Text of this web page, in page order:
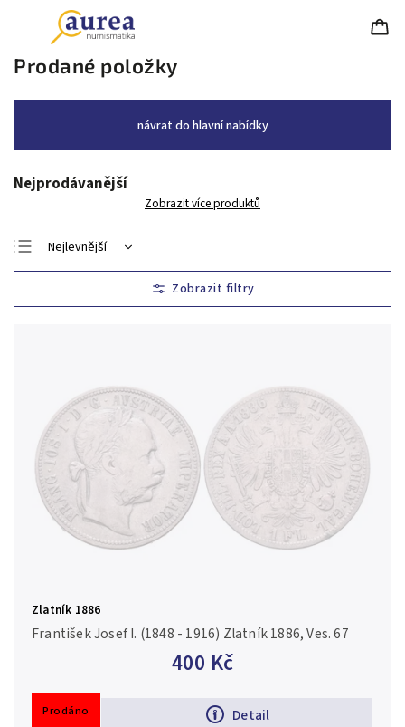
Prodané položky
návrat do hlavní nabídky
Nejprodávanější
Zobrazit více produktů
Nejlevnější
Nejdražší
Nejprodávanější
Zlatník 1886
400 Kč
Detail
František Josef I. (1848 - 1916) Zlatník 1886, Ves. 67
Prodáno